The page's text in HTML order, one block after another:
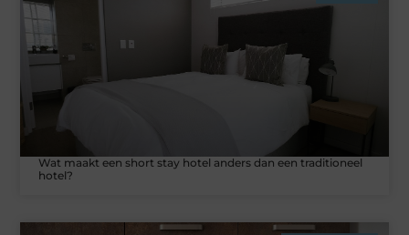
Wat maakt een short stay hotel anders dan een traditioneel
hotel?